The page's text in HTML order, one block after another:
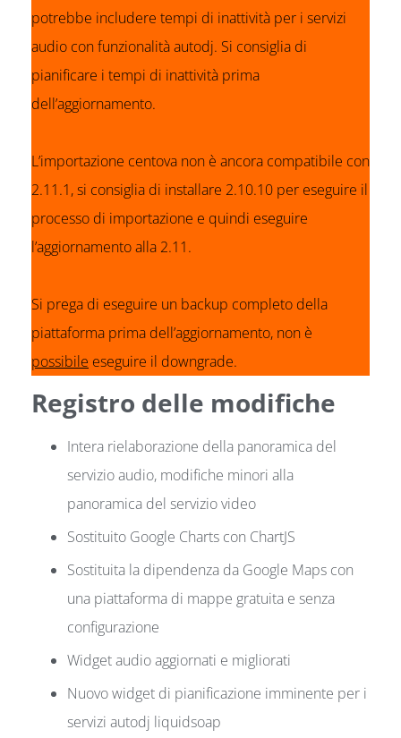
potrebbe includere tempi di inattività per i servizi
audio con funzionalità autodj. Si consiglia di
pianificare i tempi di inattività prima
dell’aggiornamento.
L’importazione centova non è ancora compatibile con
2.11.1, si consiglia di installare 2.10.10 per eseguire il
processo di importazione e quindi eseguire
l’aggiornamento alla 2.11.
Si prega di eseguire un backup completo della
piattaforma prima dell’aggiornamento, non è
possibile eseguire il downgrade.
Registro delle modifiche
Intera rielaborazione della panoramica del
servizio audio, modifiche minori alla
panoramica del servizio video
Sostituito Google Charts con ChartJS
Sostituita la dipendenza da Google Maps con
una piattaforma di mappe gratuita e senza
configurazione
Widget audio aggiornati e migliorati
Nuovo widget di pianificazione imminente per i
servizi autodj liquidsoap